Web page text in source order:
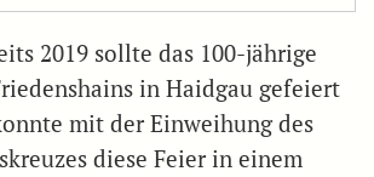
2019 sollte das 100-jährige
in Haidgau gefeiert
mit der Einweihung des
diese Feier in einem